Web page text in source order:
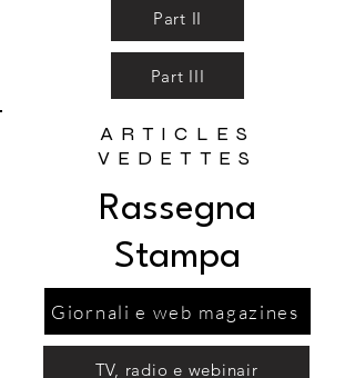
Part II
Part III
ARTICLES
VEDETTES
Rassegna
Stampa
Giornali e web magazines
TV, radio e webinair